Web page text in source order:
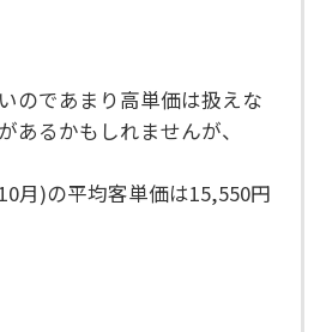
のであまり高単価は扱えな
あるかもしれませんが、
月)の平均客単価は15,550円